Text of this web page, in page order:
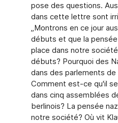
pose des questions.
dans cette lettre sont
„Montrons en ce jour
débuts et que la
place dans notre
débuts? Pourquoi des
dans des parlements
Comment est-ce qu'il
dans cinq assemblées
berlinois? La pensée
notre société? Où vit